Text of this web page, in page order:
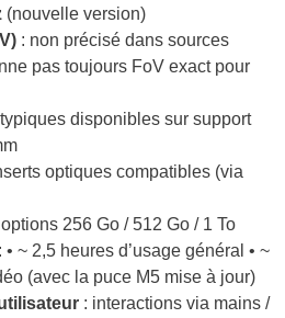
(nouvelle version)
: non précisé dans sources
pas toujours FoV exact pour
disponibles sur support
optiques compatibles (via
256 Go / 512 Go / 1 To
: • ~ 2,5 heures d’usage général • ~
(avec la puce M5 mise à jour)
: interactions via mains /